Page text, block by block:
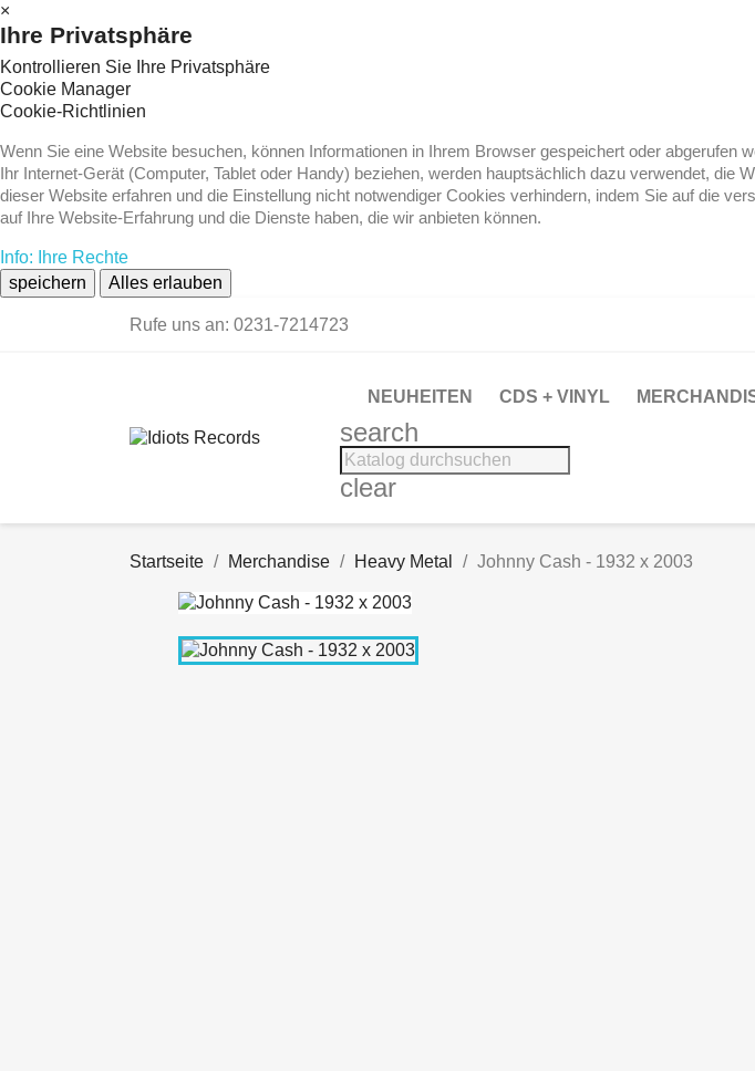
×
Ihre Privatsphäre
Kontrollieren Sie Ihre Privatsphäre
Cookie Manager
Cookie-Richtlinien
Wenn Sie eine Website besuchen, können Informationen in Ihrem Browser gespeichert oder
Ihr Internet-Gerät (Computer, Tablet oder Handy) beziehen, werden hauptsächlich dazu verwendet,
dieser Website erfahren und die Einstellung nicht notwendiger Cookies verhindern, indem Sie auf die
auf Ihre Website-Erfahrung und die Dienste haben, die wir anbieten können.
Info: Ihre Rechte
speichern
Alles erlauben
Rufe uns an: 0231-7214723
NEUHEITEN CDS + VINYL
search
clear
Startseite Merchandise Heavy Metal Johnny Cash - 1932 x 2003